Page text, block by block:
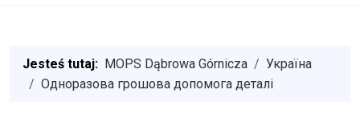
Jesteś tutaj: MOPS Dąbrowa Górnicza
Україна
Одноразова грошова допомога деталі